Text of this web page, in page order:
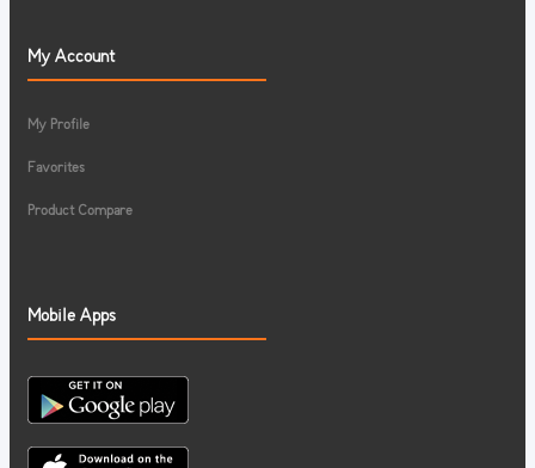
My Account
My Profile
Favorites
Product Compare
Mobile Apps